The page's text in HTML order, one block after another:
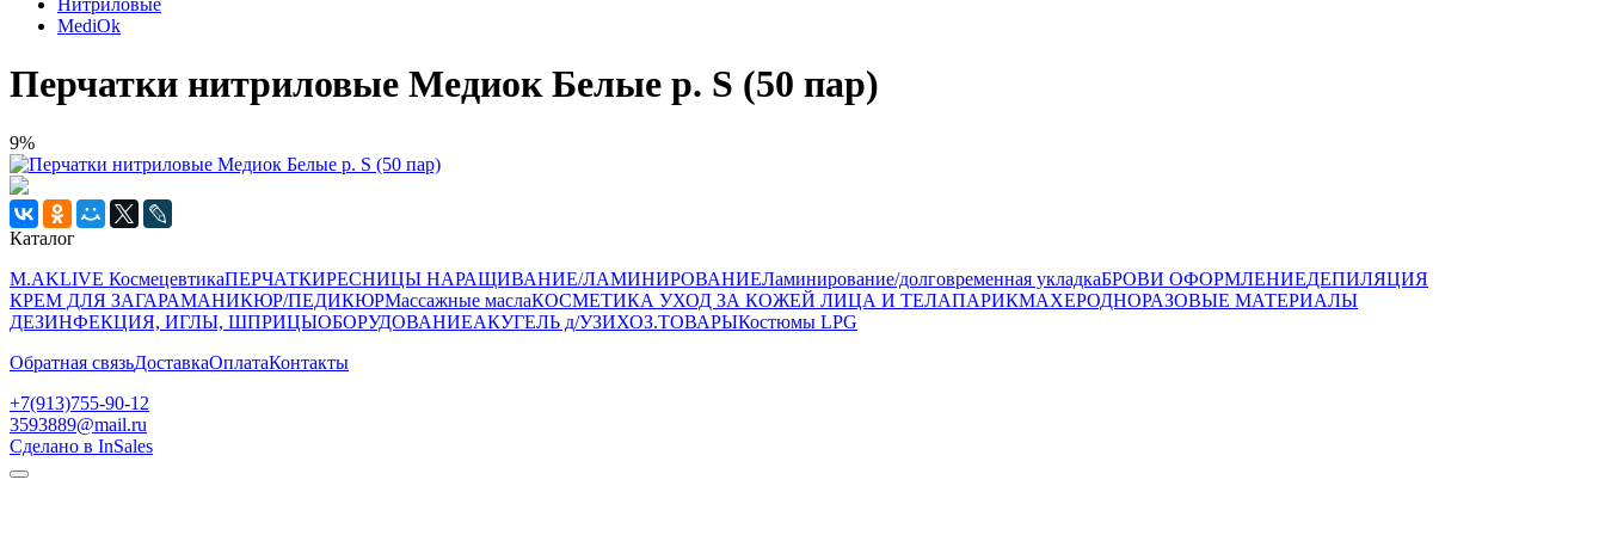
Нитриловые
MediOk
Перчатки нитриловые Медиок Белые р. S (50 пар)
9%
Каталог
M.AKLIVE КосмецевтикаПЕРЧАТКИРЕСНИЦЫ НАРАЩИВАНИЕ/ЛАМИНИРОВАНИЕЛаминирование/долговременная укладкаБРОВИ ОФОРМЛЕНИЕДЕПИЛЯЦИЯ
КРЕМ ДЛЯ ЗАГАРАМАНИКЮР/ПЕДИКЮРМассажные маслаКОСМЕТИКА УХОД ЗА КОЖЕЙ ЛИЦА И ТЕЛАПАРИКМАХЕРОДНОРАЗОВЫЕ МАТЕРИАЛЫ
ДЕЗИНФЕКЦИЯ, ИГЛЫ, ШПРИЦЫОБОРУДОВАНИЕАКУГЕЛЬ д/УЗИХОЗ.ТОВАРЫКостюмы LPG
Обратная связьДоставкаОплатаКонтакты
+7(913)755-90-12
3593889@mail.ru
Сделано в InSales